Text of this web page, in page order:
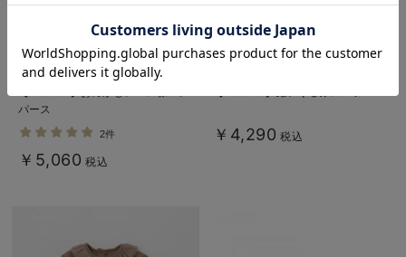
パース
2件
￥5,060 税込
￥4,290 税込
お気に入り商品を確認する